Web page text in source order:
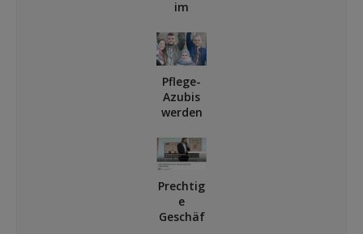
im
: Wir
sind ein
Netzwer
k!
Pflege-
Azubis
werden
Prechtig
e
Geschäf